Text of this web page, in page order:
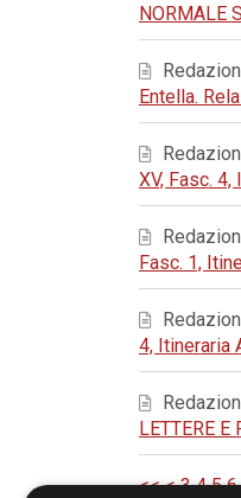
NORMALE
Entella.
XV, Fasc.
Fasc. 1,
4, Itineraria
LETTERE
<< < 3 4 5 6